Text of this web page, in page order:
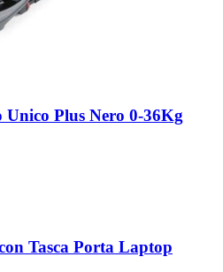
Unico Plus Nero 0-36Kg
Tasca Porta Laptop